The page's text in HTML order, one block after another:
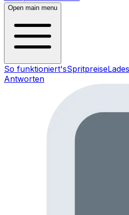
Open main menu
So funktioniert'sSpritpreise
Antworten